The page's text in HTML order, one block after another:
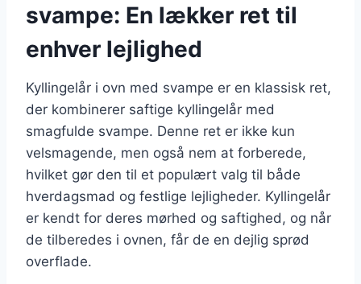
svampe: En lækker ret til
enhver lejlighed
Kyllingelår i ovn med svampe er en klassisk ret,
der kombinerer saftige kyllingelår med
smagfulde svampe. Denne ret er ikke kun
velsmagende, men også nem at forberede,
hvilket gør den til et populært valg til både
hverdagsmad og festlige lejligheder. Kyllingelår
er kendt for deres mørhed og saftighed, og når
de tilberedes i ovnen, får de en dejlig sprød
overflade.